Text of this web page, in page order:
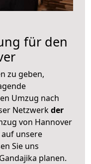
für den
zu geben,
Umzug nach
Netzwerkder
von Hannover
auf unsere
Sie uns
planen.